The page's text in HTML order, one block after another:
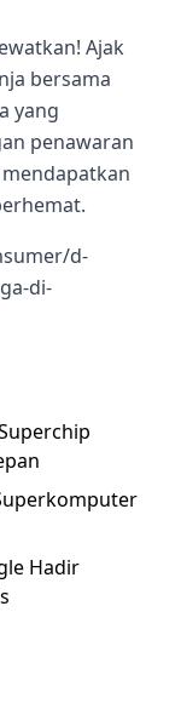
Ajak
bersama
yang
penawaran
d-
di-
Hadir